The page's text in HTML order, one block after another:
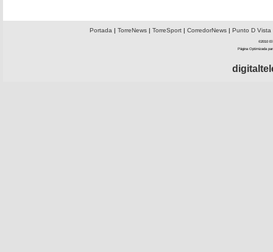
Portada | TorreNews| TorreSport| CorredorNews| Punto D Vista
©2010 El
Página Optimizada